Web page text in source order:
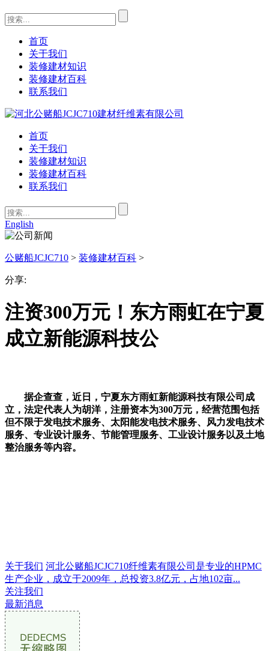
首页
关于我们
装修建材知识
装修建材百科
联系我们
首页
关于我们
装修建材知识
装修建材百科
联系我们
English
公赌船JCJC710 > 装修建材百科 >
分享:
注资300万元！东方雨虹在宁夏
成立新能源科技公
据企查查，近日，宁夏东方雨虹新能源科技有限公司成
立，法定代表人为胡洋，注册资本为300万元，经营范围包括
但不限于发电技术服务、太阳能发电技术服务、风力发电技术
服务、专业设计服务、节能管理服务、工业设计服务以及土地
整治服务等内容。
关于我们 河北公赌船JCJC710纤维素有限公司是专业的HPMC
生产企业，成立于2009年，总投资3.8亿元，占地102亩...
关注我们
最新消息